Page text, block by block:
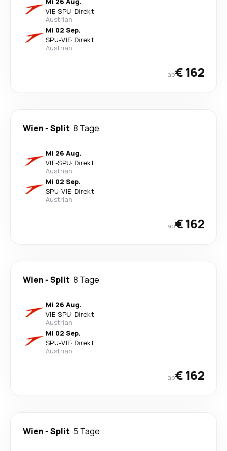
VIE-SPU· Direkt
Austrian
Mi 02 Sep.
SPU-VIE· Direkt
Austrian
ab€ 162
Wien -Split 8 Tage
Mi 26 Aug.
VIE-SPU· Direkt
Austrian
Mi 02 Sep.
SPU-VIE· Direkt
Austrian
ab€ 162
Wien -Split 8 Tage
Mi 26 Aug.
VIE-SPU· Direkt
Austrian
Mi 02 Sep.
SPU-VIE· Direkt
Austrian
ab€ 162
Wien -Split 5 Tage